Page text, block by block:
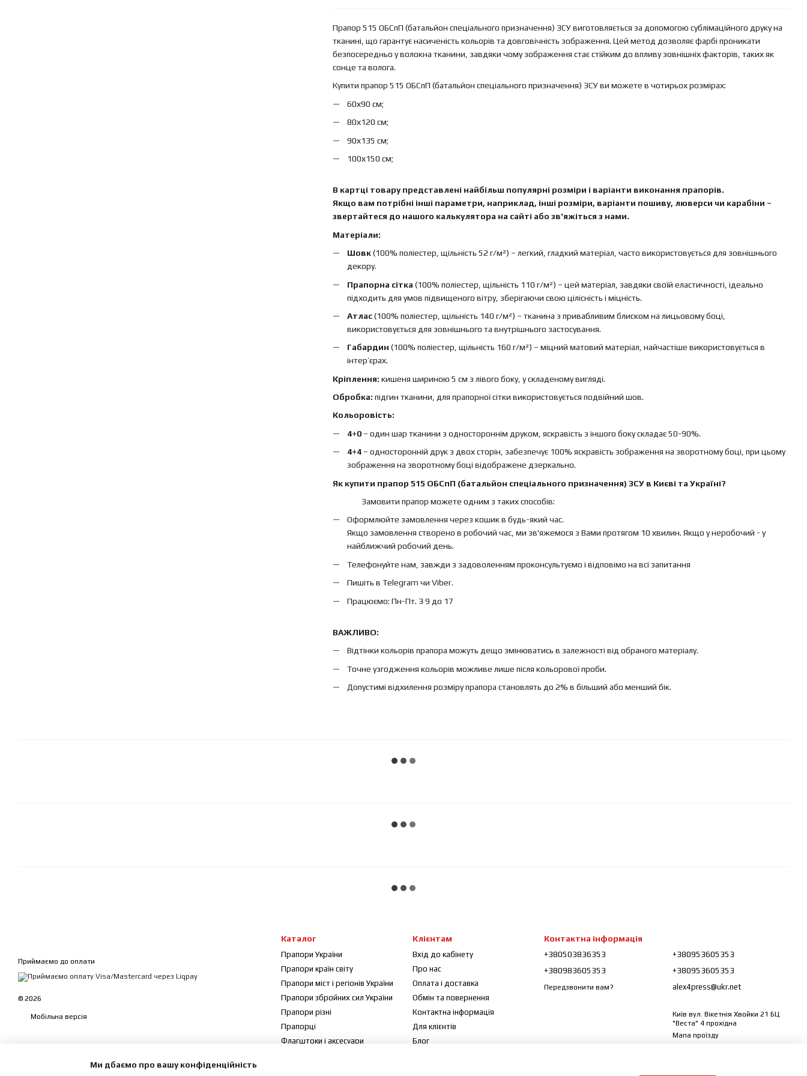
Прапор 515 ОБСпП (батальйон спеціального призначення) ЗСУ виготовляється за допомогою сублімаційного друку на
тканині, що гарантує насиченість кольорів та довговічність зображення. Цей метод дозволяє фарбі проникати
безпосередньо у волокна тканини, завдяки чому зображення стає стійким до впливу зовнішніх факторів, таких як
сонце та волога.
Купити прапор 515 ОБСпП (батальйон спеціального призначення) ЗСУ ви можете в чотирьох розмірах:
60х90 см;
80х120 см;
90х135 см;
100х150 см;
В картці товару представлені найбільш популярні розміри і варіанти виконання прапорів.
Якщо вам потрібні інші параметри, наприклад, інші розміри, варіанти пошиву, люверси чи карабіни –
звертайтеся до нашого калькулятора на сайті або зв'яжіться з нами.
Матеріали:
Шовк(100% поліестер, щільність 52 г/м²) – легкий, гладкий матеріал, часто використовується для зовнішнього
декору.
Прапорна сітка (100% поліестер, щільність 110 г/м²) – цей матеріал, завдяки своїй еластичності, ідеально
підходить для умов підвищеного вітру, зберігаючи свою цілісність і міцність.
Атлас(100% поліестер, щільність 140 г/м²) – тканина з привабливим блиском на лицьовому боці,
використовується для зовнішнього та внутрішнього застосування.
Габардин (100% поліестер, щільність 160 г/м²) – міцний матовий матеріал, найчастіше використовується в
інтер’єрах.
Кріплення: кишеня шириною 5 см з лівого боку, у складеному вигляді.
Обробка: підгин тканини, для прапорної сітки використовується подвійний шов.
Кольоровість:
4+0– один шар тканини з одностороннім друком, яскравість з іншого боку складає 50-90%.
4+4– односторонній друк з двох сторін, забезпечує 100% яскравість зображення на зворотному боці, при цьому
зображення на зворотному боці відображене дзеркально.
Як купити прапор 515 ОБСпП (батальйон спеціального призначення) ЗСУ в Києві та Україні?
Замовити прапор можете одним з таких способів:
Оформлюйте замовлення через кошик в будь-який час.
Якщо замовлення створено в робочий час, ми зв'яжемося з Вами протягом 10 хвилин. Якщо у неробочий - у
найближчий робочий день.
Телефонуйте нам, завжди з задоволенням проконсультуємо і відповімо на всі запитання
Пишіть в Telegram чи Viber.
Працюємо: Пн-Пт. З 9 до 17
ВАЖЛИВО:
Відтінки кольорів прапора можуть дещо змінюватись в залежності від обраного матеріалу.
Точне узгодження кольорів можливе лише після кольорової проби.
Допустимі відхилення розміру прапора становлять до 2% в більший або менший бік.
Приймаємо до оплати
© 2026
Мобільна версія
Каталог
Прапори України
Прапори країн світу
Прапори міст і регіонів України
Прапори збройних сил України
Прапори різні
Прапорці
Флагштоки і аксесуари
Клієнтам
Вхід до кабінету
Про нас
Оплата і доставка
Обмін та повернення
Контактна інформація
Для клієнтів
Блог
Контактна інформація
+380503836353
+380983605353
Передзвонити вам?
+380953605353
+380953605353
alex4press@ukr.net
Київ вул. Вікетнія Хвойки 21 БЦ
"Веста" 4 прохідна
Мапа проїзду
Ми дбаємо про вашу конфіденційність